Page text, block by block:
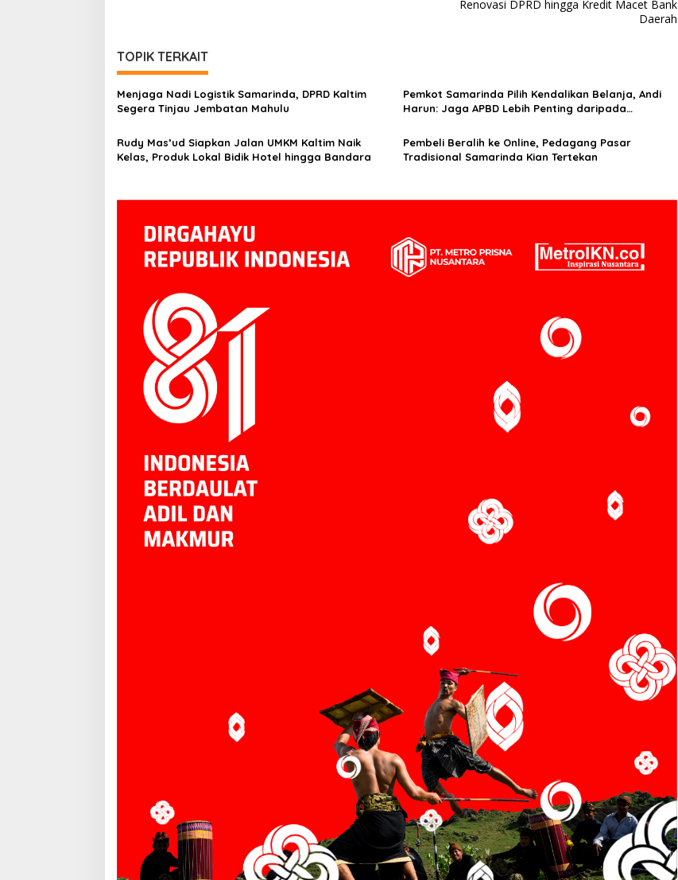
Renovasi DPRD hingga Kredit Macet Bank
Daerah
TOPIK TERKAIT
Menjaga Nadi Logistik Samarinda, DPRD Kaltim
Segera Tinjau Jembatan Mahulu
Pemkot Samarinda Pilih Kendalikan Belanja, Andi
Harun: Jaga APBD Lebih Penting daripada
Rudy Mas’ud Siapkan Jalan UMKM Kaltim Naik
Kelas, Produk Lokal Bidik Hotel hingga Bandara
Pembeli Beralih ke Online, Pedagang Pasar
Tradisional Samarinda Kian Tertekan